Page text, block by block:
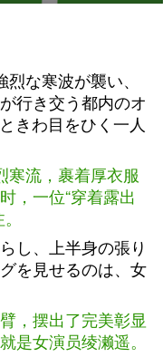
な寒波が襲い、
行き交う都内のオ
きわ目をひく一人
寒流，裹着厚衣服
，一位“穿着露出
し、上半身の張り
を見せるのは、女
，摆出了完美彰显
是女演员绫濑遥。